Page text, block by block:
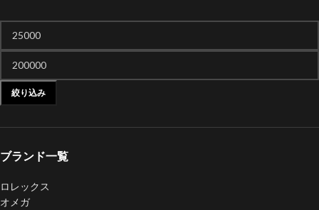
絞り込み
ブランド一覧
ロレックス
オメガ